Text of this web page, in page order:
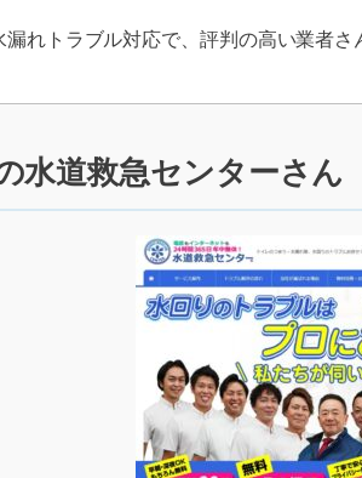
れトラブル対応で、評判の高い業者さ
水道救急センターさん